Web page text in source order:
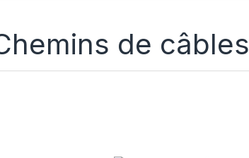
de câbles